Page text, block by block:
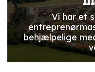
Vi har et
behjælpelige